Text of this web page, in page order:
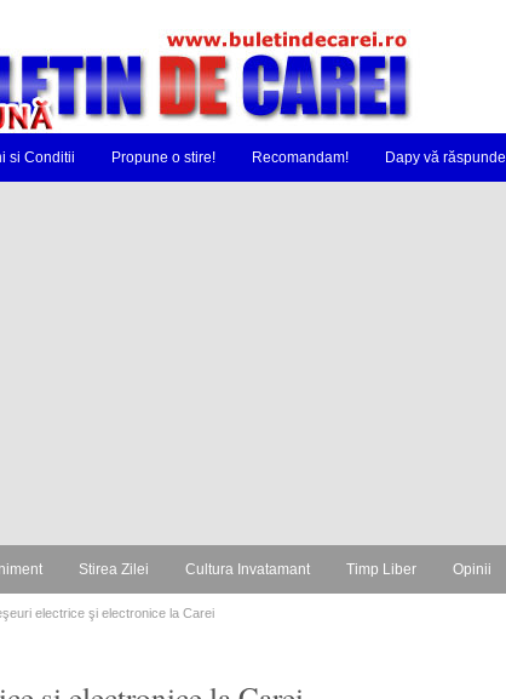
si Conditii Propune o stire! Recomandam! Dapy vă răspunde
Stirea Zilei Cultura Invatamant Timp Liber Opinii
electrice şi electronice la Carei